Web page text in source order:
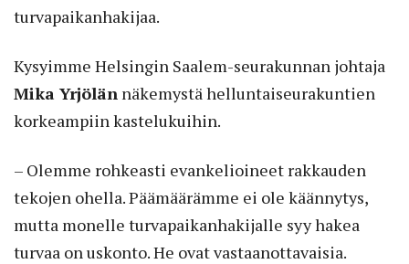
turvapaikanhakijaa.
Kysyimme Helsingin Saalem-seurakunnan johtaja
Mika Yrjölän näkemystä helluntaiseurakuntien
korkeampiin kastelukuihin.
– Olemme rohkeasti evankelioineet rakkauden
tekojen ohella. Päämäärämme ei ole käännytys,
mutta monelle turvapaikanhakijalle syy hakea
turvaa on uskonto. He ovat vastaanottavaisia.